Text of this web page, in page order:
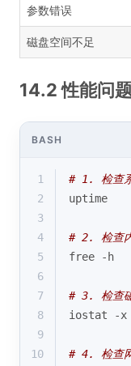
参数错误
磁盘空间不足
14.2 性能问
BASH
1
# 1. 检查
2
uptime
3
4
# 2. 检查
5
free -h
6
7
# 3. 检查
8
iostat -x
9
10
# 4. 检查